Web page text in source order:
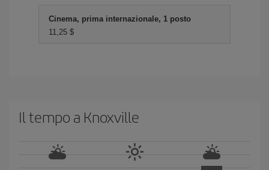
Cinema, prima internazionale, 1 posto
11,25 $
Il tempo a Knoxville